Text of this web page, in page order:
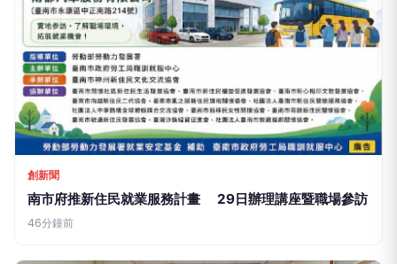
創新聞
南市府推新住民就業服務計畫 29日辦理講座暨職場參訪
46分鐘前